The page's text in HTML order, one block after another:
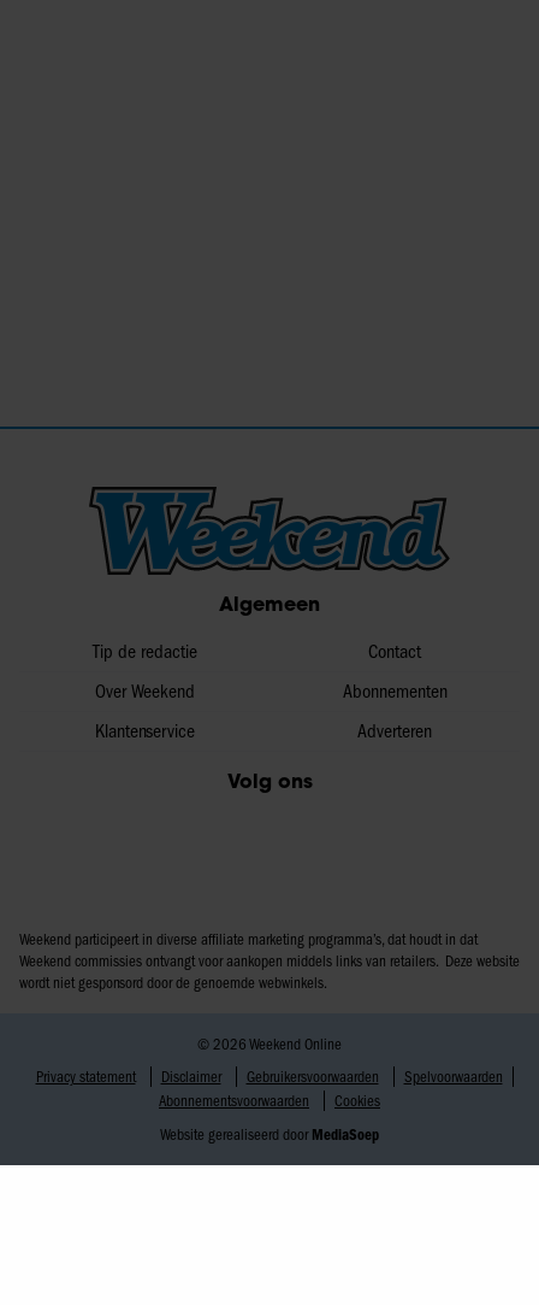
Algemeen
Tip de redactie
Over Weekend
Klantenservice
Contact
Abonnementen
Adverteren
Volg ons
Weekend participeert in diverse affiliate marketing programma’s, dat houdt in dat
Weekend commissies ontvangt voor aankopen middels links van retailers. Deze website
wordt niet gesponsord door de genoemde webwinkels.
© 2026 Weekend Online
Privacy statement
Disclaimer Gebruikersvoorwaarden
Spelvoorwaarden
Abonnementsvoorwaarden
Cookies
Website gerealiseerd door MediaSoep